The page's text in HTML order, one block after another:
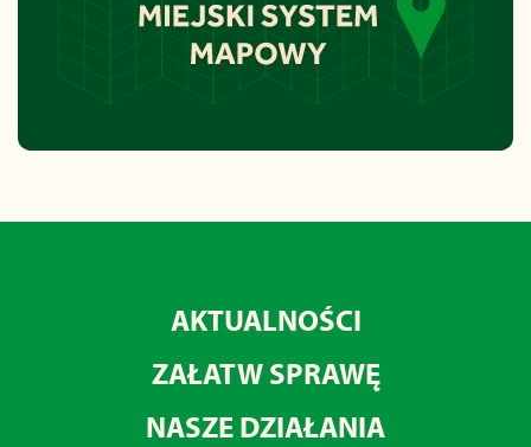
AKTUALNOŚCI
ZAŁATW SPRAWĘ
NASZE DZIAŁANIA